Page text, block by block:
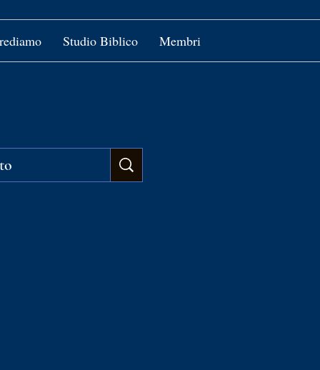
Studio Biblico Membri